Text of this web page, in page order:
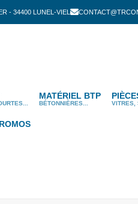
- 34400 LUNEL-VIEL
MATÉRIEL BTP
BÉTONNIÈRES... VITRES,